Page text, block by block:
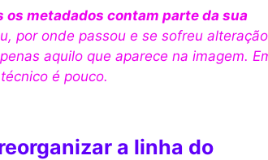
os metadados contam parte da sua
por onde passou e se sofreu alteração
aquilo que aparece na imagem.
é pouco.
a linha do